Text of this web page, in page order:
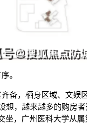
。
，栖身区域、文娱
想，越来越多的购房
坐，广州医科大学从